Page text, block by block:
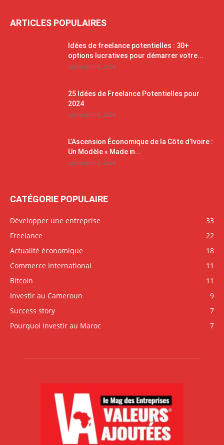
ARTICLES POPULAIRES
Idées de freelance potentielles : 30+
options lucratives pour démarrer votre...
septembre 6, 2024
25 Idées de Freelance Potentielles pour
2024
septembre 6, 2024
L’Ascension Économique de la Côte d’Ivoire :
Un Modèle « Made in...
septembre 5, 2024
CATÉGORIE POPULAIRE
Développer une entreprise
33
Freelance
22
Actualité économique
18
Commerce International
11
Bitcoin
11
Investir au Cameroun
9
Success story
7
Pourquoi Investir au Maroc
7